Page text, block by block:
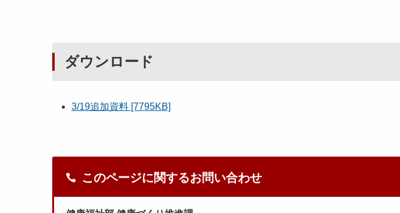
ダウンロード
3/19追加資料 [7795KB]
このページに関するお問い合わせ